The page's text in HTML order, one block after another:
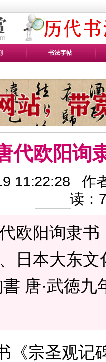
书法字帖
代欧阳询
11:22:28
读：
欧阳询隶
日本大东
唐·武徳
《宗圣观记